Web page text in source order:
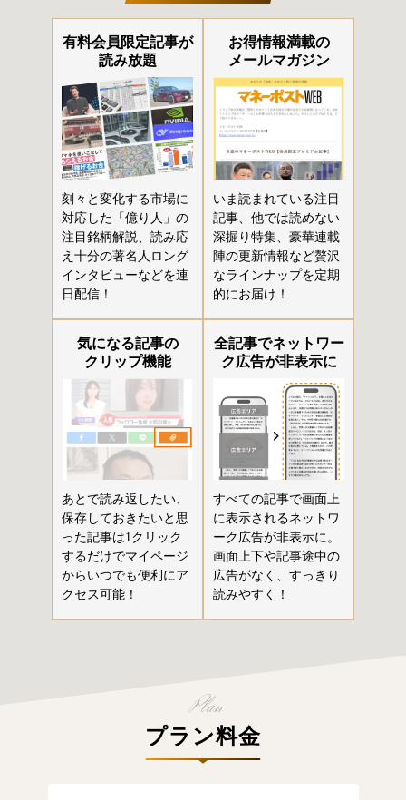
有料会員限定記事が
読み放題
刻々と変化する市場に
対応した「億り人」の
注目銘柄解説、読み応
え十分の著名人ロング
インタビューなどを連
日配信！
お得情報満載の
メールマガジン
いま読まれている注目
記事、他では読めない
深掘り特集、豪華連載
陣の更新情報など贅沢
なラインナップを定期
的にお届け！
気になる記事の
クリップ機能
あとで読み返したい、
保存しておきたいと思
った記事は1クリック
するだけでマイページ
からいつでも便利にア
クセス可能！
全記事でネットワー
ク広告が非表示に
すべての記事で画面上
に表示されるネットワ
ーク広告が非表示に。
画面上下や記事途中の
広告がなく、すっきり
読みやすく！
プラン料金